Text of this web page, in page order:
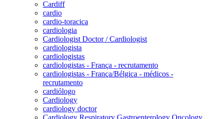
Cardiff
cardio
cardio-toracica
cardiologia
Cardiologist Doctor / Cardiologist
cardiologista
cardiologistas
cardiologistas - França - recrutamento
cardiologistas - França/Bélgica - médicos -
recrutamento
cardiólogo
Cardiology
cardiology doctor
Cardiology Respiratory Gastroenterology Oncology